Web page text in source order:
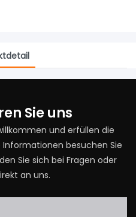
Sie uns
und erfüllen die
Informationen besuchen Sie
Sie sich bei Fragen oder
an uns.